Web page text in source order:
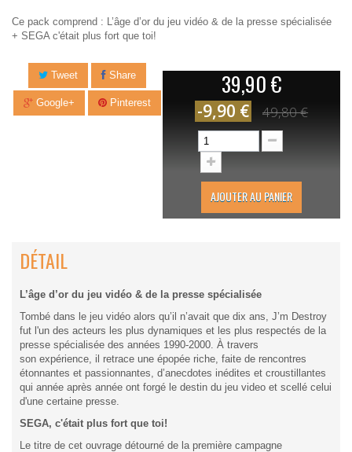
Ce pack comprend : L’âge d’or du jeu vidéo & de la presse spécialisée
+ SEGA c'était plus fort que toi!
Tweet Share
Google+ Pinterest
39,90 €
-9,90 € 49,80 €
AJOUTER AU PANIER
DÉTAIL
L’âge d’or du jeu vidéo & de la presse spécialisée
Tombé dans le jeu vidéo alors qu’il n’avait que dix ans, J’m Destroy
fut l'un des acteurs les plus dynamiques et les plus respectés de la
presse spécialisée des années 1990-2000. À travers
son expérience, il retrace une épopée riche, faite de rencontres
étonnantes et passionnantes, d’anecdotes inédites et croustillantes
qui année après année ont forgé le destin du jeu video et scellé celui
d'une certaine presse.
SEGA, c'était plus fort que toi!
Le titre de cet ouvrage détourné de la première campagne